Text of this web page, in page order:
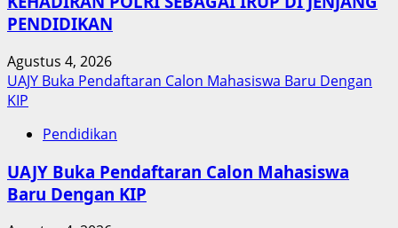
PENDIDIKAN
Agustus 4, 2026
UAJY Buka Pendaftaran Calon Mahasiswa Baru Dengan
KIP
Pendidikan
UAJY Buka Pendaftaran Calon Mahasiswa
Baru Dengan KIP